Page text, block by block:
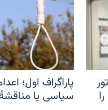
پاراگراف اول؛
سیاسی یا